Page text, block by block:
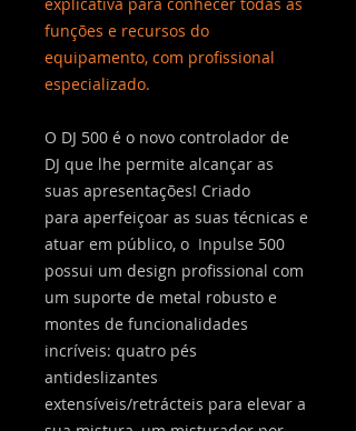
funções e recursos do
equipamento, com profissional
especializado.
O DJ 500 é o novo controlador de
DJ que lhe permite alcançar as
suas apresentações! Criado
para aperfeiçoar as suas técnicas e
atuar em público, o Inpulse 500
possui um design profissional com
um suporte de metal robusto e
montes de funcionalidades
incríveis: quatro pés
antideslizantes
extensíveis/retrácteis para elevar a